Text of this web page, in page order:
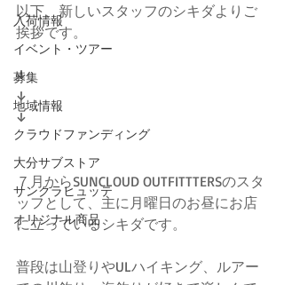
入荷情報
イベント・ツアー
募集
地域情報
クラウドファンディング
大分サブストア
サンクラヒュッテ
オリジナル商品
以下、新しいスタッフのシキダよりご
挨拶です。
↓
↓
↓
７月からSUNCLOUD OUTFITTTERSのスタ
ッフとして、主に月曜日のお昼にお店
に立っているシキダです。
普段は山登りやULハイキング、ルアー